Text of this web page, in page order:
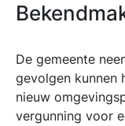
De gemeente
gevolgen kunnen
nieuw
vergunning voor